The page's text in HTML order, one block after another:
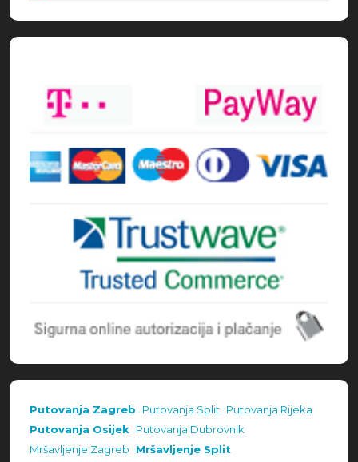
Putovanja Zagreb Putovanja Split Putovanja Rijeka
Putovanja Osijek Putovanja Dubrovnik
Mršavljenje Zagreb
Mršavljenje Split